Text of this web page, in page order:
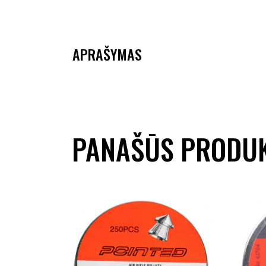
APRAŠYMAS
PANAŠŪS